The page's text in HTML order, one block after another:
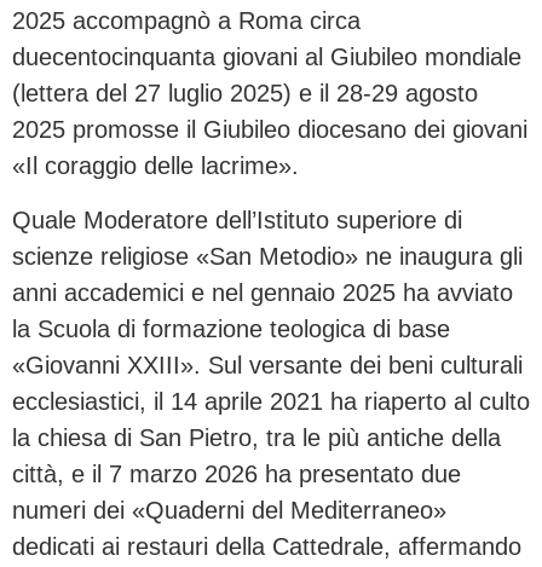
2025 accompagnò a Roma circa
duecentocinquanta giovani al Giubileo mondiale
(lettera del 27 luglio 2025) e il 28-29 agosto
2025 promosse il Giubileo diocesano dei giovani
«Il coraggio delle lacrime».
Quale Moderatore dell’Istituto superiore di
scienze religiose «San Metodio» ne inaugura gli
anni accademici e nel gennaio 2025 ha avviato
la Scuola di formazione teologica di base
«Giovanni XXIII». Sul versante dei beni culturali
ecclesiastici, il 14 aprile 2021 ha riaperto al culto
la chiesa di San Pietro, tra le più antiche della
città, e il 7 marzo 2026 ha presentato due
numeri dei «Quaderni del Mediterraneo»
dedicati ai restauri della Cattedrale, affermando